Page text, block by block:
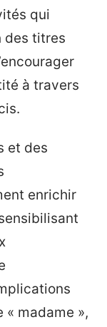
qui
des titres
à travers
et des
enrichir
« madame »,